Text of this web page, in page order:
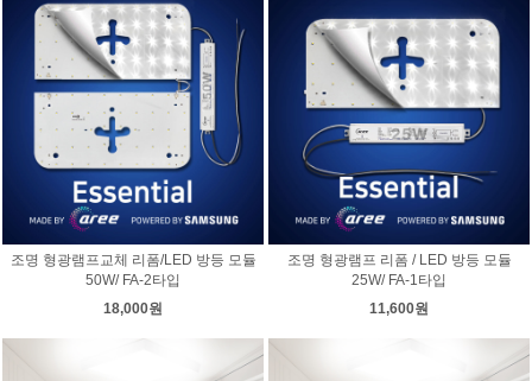
조명 형광램프교체 리폼/LED 방등 모듈
50W/ FA-2타입
18,000원
조명 형광램프 리폼 / LED 방등 모듈
25W/ FA-1타입
11,600원